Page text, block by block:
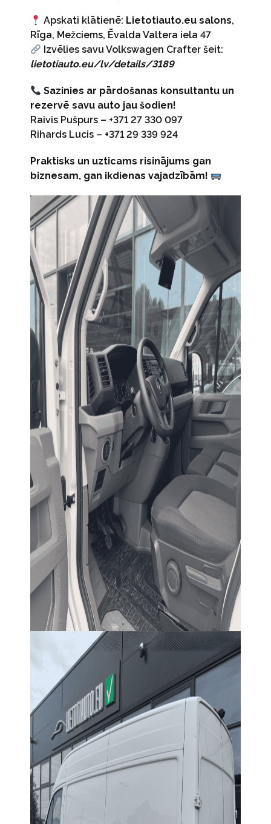
Apskati klātienē: Lietotiauto.eu salons,
Rīga, Mežciems, Ēvalda Valtera iela 47
Izvēlies savu Volkswagen Crafter šeit:
lietotiauto.eu/lv/details/3189
Sazinies ar pārdošanas konsultantu un
rezervē savu auto jau šodien!
Raivis Pušpurs – +371 27 330 097
Rihards Lucis – +371 29 339 924
Praktisks un uzticams risinājums gan
biznesam, gan ikdienas vajadzībām!